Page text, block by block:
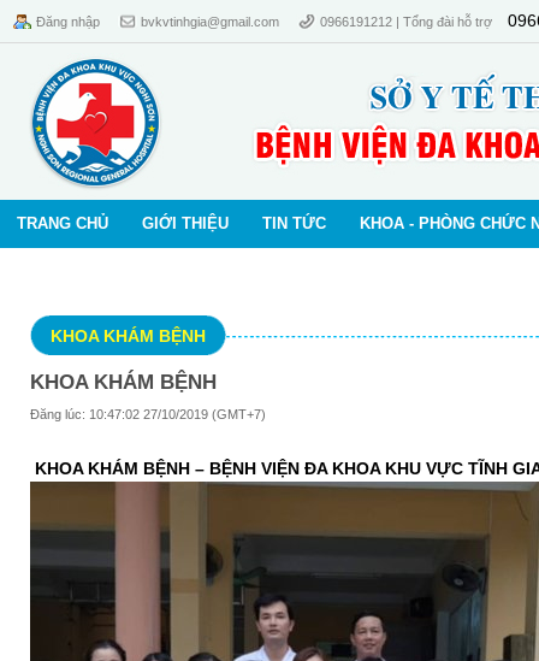
Đăng nhập bvkvtinhgia@gmail.com 0966191212 | Tổng đài hỗ trợ
TRANG CHỦ GIỚI THIỆU TIN TỨC KHOA - PHÒNG CHỨC
KHOA KHÁM BỆNH
KHOA KHÁM BỆNH
Đăng lúc: 10:47:02 27/10/2019 (GMT+7)
KHOA KHÁM BỆNH – BỆNH VIỆN ĐA KHOA KHU VỰC TĨNH